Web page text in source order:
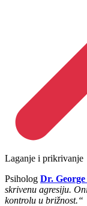
Laganje i prikrivanje
Psiholog Dr.
skrivenu agresiju.
kontrolu u brižnost.“